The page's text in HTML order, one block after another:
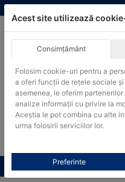
Skip
to
ACHIZITII PUBLICE
Produsele pot fi
Products
search
Toate produsele
Acest site utilizează
Consimțământ
Folosim cookie-uri pentru a
a oferi funcții de rețele sociale
asemenea, le oferim
analize informații cu privire la
Aceștia le pot combina cu alte
urma folosirii serviciilor lor.
Preferinte